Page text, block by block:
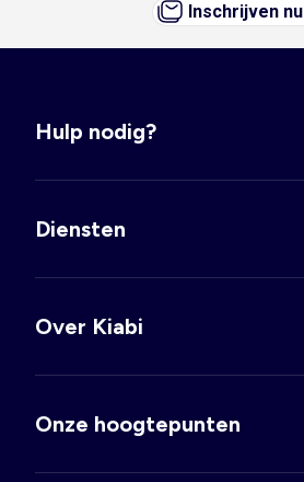
Inschrijven nu
Hulp nodig?
Diensten
Over Kiabi
Onze hoogtepunten